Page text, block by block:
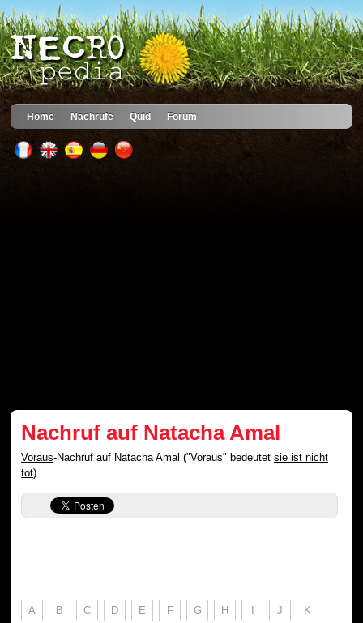
Home Nachrufe Quid Forum
Nachruf auf Natacha Amal
Voraus-Nachruf auf Natacha Amal ("Voraus" bedeutetsie ist nicht
tot).
A B C D E F G H I J K